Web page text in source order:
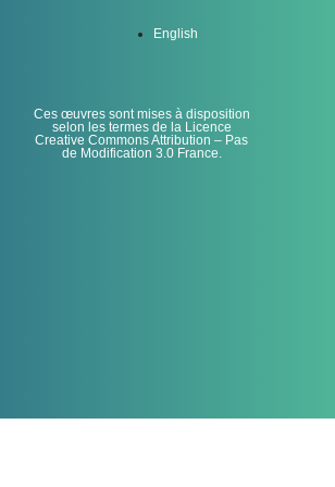
English
Ces œuvres sont mises à disposition
selon les termes de la Licence
Creative Commons Attribution – Pas
de Modification 3.0 France.